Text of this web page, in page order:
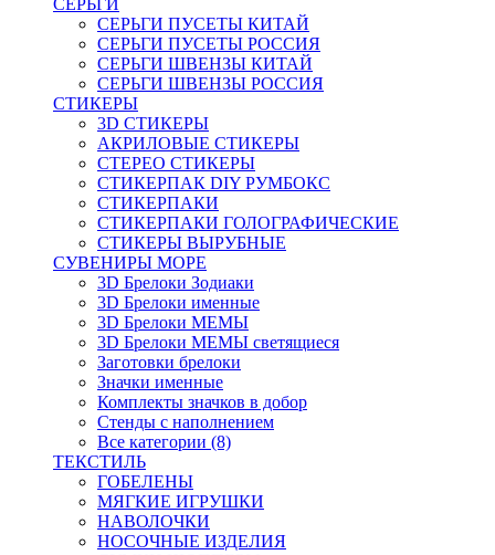
СЕРЬГИ
СЕРЬГИ ПУСЕТЫ КИТАЙ
СЕРЬГИ ПУСЕТЫ РОССИЯ
СЕРЬГИ ШВЕНЗЫ КИТАЙ
СЕРЬГИ ШВЕНЗЫ РОССИЯ
СТИКЕРЫ
3D СТИКЕРЫ
АКРИЛОВЫЕ СТИКЕРЫ
СТЕРЕО СТИКЕРЫ
СТИКЕРПАК DIY РУМБОКС
СТИКЕРПАКИ
СТИКЕРПАКИ ГОЛОГРАФИЧЕСКИЕ
СТИКЕРЫ ВЫРУБНЫЕ
СУВЕНИРЫ МОРЕ
3D Брелоки Зодиаки
3D Брелоки именные
3D Брелоки МЕМЫ
3D Брелоки МЕМЫ светящиеся
Заготовки брелоки
Значки именные
Комплекты значков в добор
Стенды с наполнением
Все категории (8)
ТЕКСТИЛЬ
ГОБЕЛЕНЫ
МЯГКИЕ ИГРУШКИ
НАВОЛОЧКИ
НОСОЧНЫЕ ИЗДЕЛИЯ